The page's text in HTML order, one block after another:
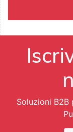
Soluzioni